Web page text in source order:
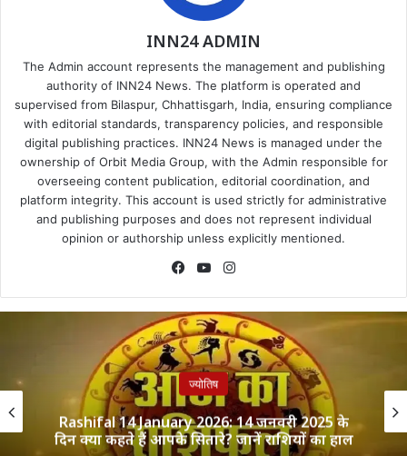
INN24 ADMIN
The Admin account represents the management and publishing
authority of INN24 News. The platform is operated and
supervised from Bilaspur, Chhattisgarh, India, ensuring compliance
with editorial standards, transparency policies, and responsible
digital publishing practices. INN24 News is managed under the
ownership of Orbit Media Group, with the Admin responsible for
overseeing content publication, editorial coordination, and
platform integrity. This account is used strictly for administrative
and publishing purposes and does not represent individual
opinion or authorship unless explicitly mentioned.
FacebookYouTube
ज्योतिष
Rashifal 14 January 2026: 14 जनवरी 2025 के
दिन क्या कहते हैं आपके सितारे? जानें राशियों का हाल